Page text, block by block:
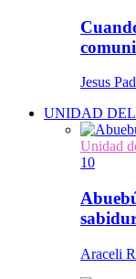
Jesus
UNIDAD DEL
Unidad
10
Araceli